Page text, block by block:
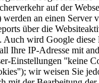
auf der
an einen
über die
wird Google
IP-Adresse mit
Einstellungen ''keine
wir weisen Sie